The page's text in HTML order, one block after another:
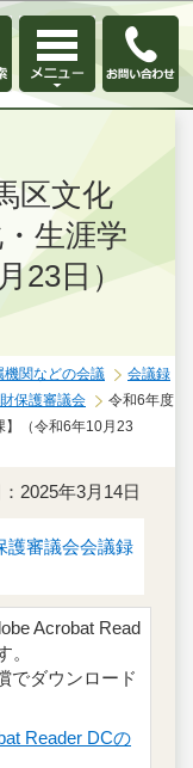
動
区文化
生涯学
23日）
機関などの会議
会議録
保護審議会
令和6年度
】（令和6年10月23
2025年3月14日
護審議会会議録
Acrobat Read
。
でダウンロード
Reader DCの